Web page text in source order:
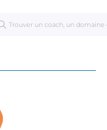
Séances
personnalisées